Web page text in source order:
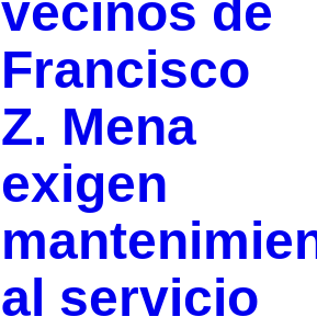
vecinos de
Francisco
Z. Mena
exigen
al servicio